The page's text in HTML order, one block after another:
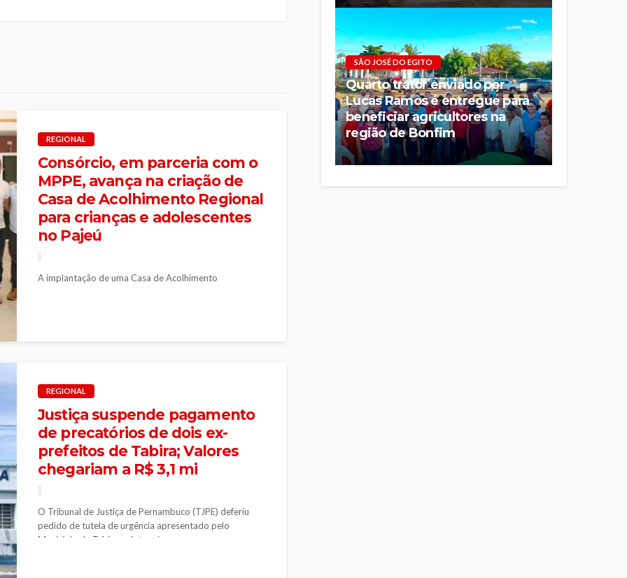
REGIONAL
Consórcio, em parceria com o
MPPE, avança na criação de
Casa de Acolhimento Regional
para crianças e adolescentes
no Pajeú
A implantação de uma Casa de Acolhimento
REGIONAL
Justiça suspende pagamento
de precatórios de dois ex-
prefeitos de Tabira; Valores
chegariam a R$ 3,1 mi
O Tribunal de Justiça de Pernambuco (TJPE) deferiu
pedido de tutela de urgência apresentado pelo
Município de Tabira e determinou...
SÃO JOSÉ DO EGITO
Quarto trator enviado por
Lucas Ramos é entregue para
beneficiar agricultores na
região de Bonfim